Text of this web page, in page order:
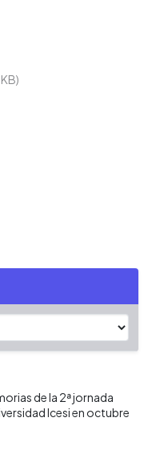
de la 2ª jornada
Icesi en octubre